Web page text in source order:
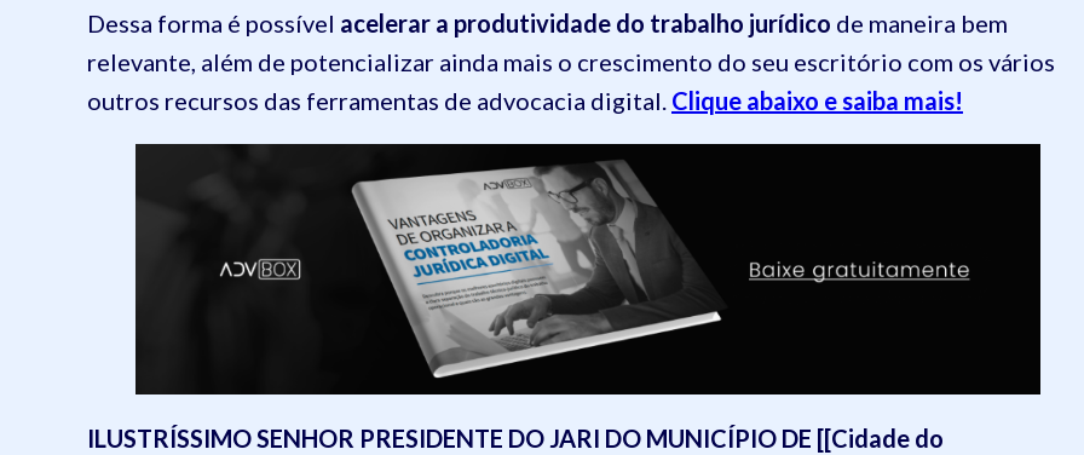
Dessa forma é possível acelerar a produtividade do trabalho jurídico de maneira bem
relevante, além de potencializar ainda mais o crescimento do seu escritório com os vários
outros recursos das ferramentas de advocacia digital. Clique abaixo e saiba mais!
ILUSTRÍSSIMO SENHOR PRESIDENTE DO JARI DO MUNICÍPIO DE [[Cidade do